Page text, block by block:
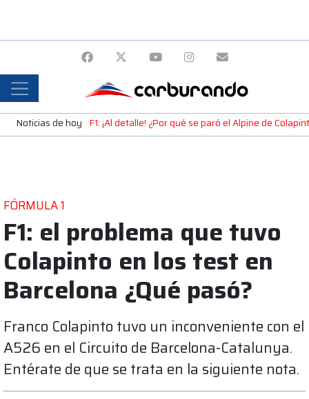
Noticias de hoy F1: ¡Al detalle! ¿Por qué se paró el Alpine de
FÓRMULA 1
F1: el problema que tuvo
Colapinto en los test en
Barcelona ¿Qué pasó?
Franco Colapinto tuvo un inconveniente con el
A526 en el Circuito de Barcelona-Catalunya.
Entérate de que se trata en la siguiente nota.